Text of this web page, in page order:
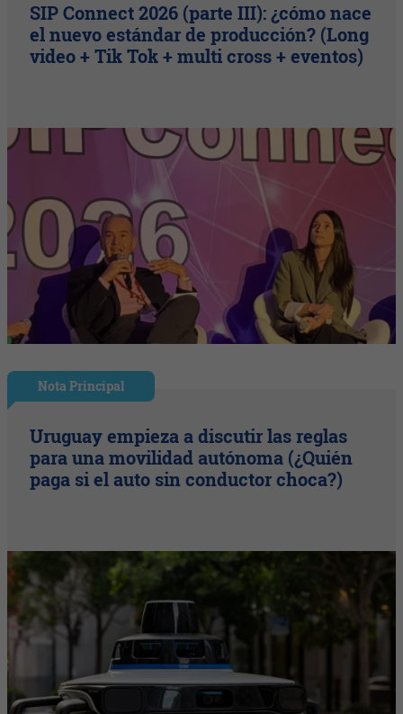
SIP Connect 2026 (parte III): ¿cómo nace
el nuevo estándar de producción? (Long
video + Tik Tok + multi cross + eventos)
Nota Principal
Uruguay empieza a discutir las reglas
para una movilidad autónoma (¿Quién
paga si el auto sin conductor choca?)